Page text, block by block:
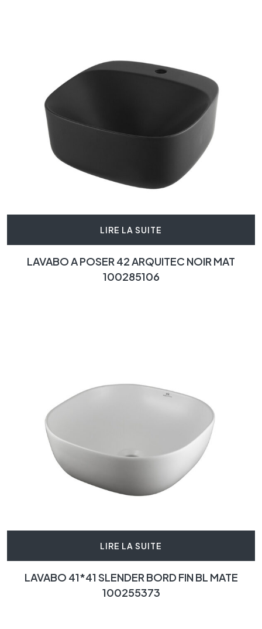
LIRE LA SUITE
LAVABO A POSER 42 ARQUITEC NOIR MAT
100285106
LIRE LA SUITE
LAVABO 41*41 SLENDER BORD FIN BL MATE
100255373